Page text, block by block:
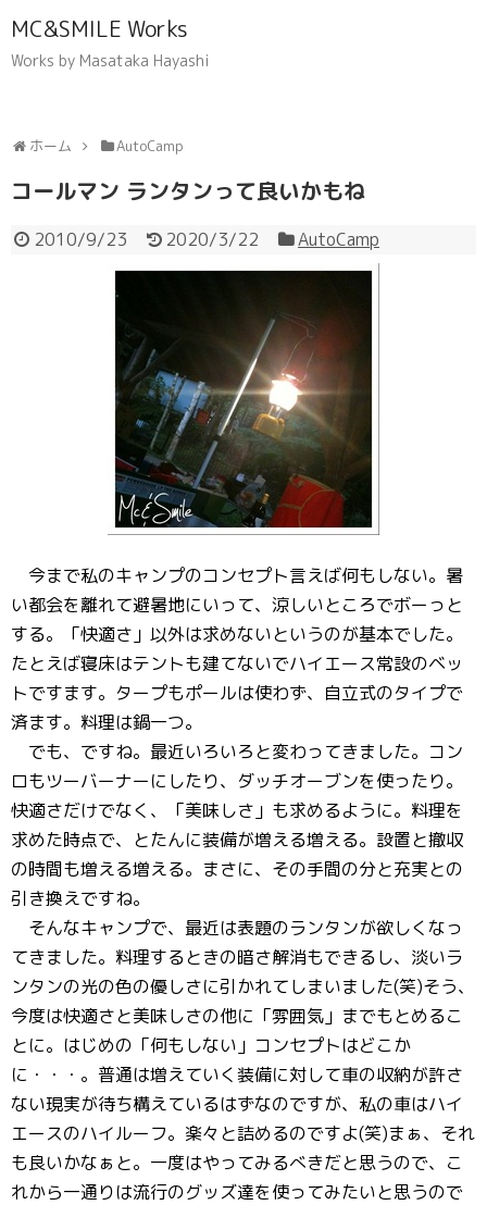
MC&SMILE Works
Works by Masataka Hayashi
ホーム AutoCamp
コールマン ランタンって良いかもね
2010/9/23 2020/3/22 AutoCamp
今まで私のキャンプのコンセプト言えば何もしない。暑
い都会を離れて避暑地にいって、涼しいところでボーっと
する。「快適さ」以外は求めないというのが基本でした。
たとえば寝床はテントも建てないでハイエース常設のベッ
トですます。タープもポールは使わず、自立式のタイプで
済ます。料理は鍋一つ。
でも、ですね。最近いろいろと変わってきました。コン
ロもツーバーナーにしたり、ダッチオーブンを使ったり。
快適さだけでなく、「美味しさ」も求めるように。料理を
求めた時点で、とたんに装備が増える増える。設置と撤収
の時間も増える増える。まさに、その手間の分と充実との
引き換えですね。
そんなキャンプで、最近は表題のランタンが欲しくなっ
てきました。料理するときの暗さ解消もできるし、淡いラ
ンタンの光の色の優しさに引かれてしまいました(笑)そう、
今度は快適さと美味しさの他に「雰囲気」までもとめるこ
とに。はじめの「何もしない」コンセプトはどこか
に・・・。普通は増えていく装備に対して車の収納が許さ
ない現実が待ち構えているはずなのですが、私の車はハイ
エースのハイルーフ。楽々と詰めるのですよ(笑)まぁ、それ
も良いかなぁと。一度はやってみるべきだと思うので、こ
れから一通りは流行のグッズ達を使ってみたいと思うので